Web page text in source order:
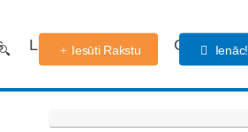
Labdarības fonds Gaidības
Iesūti Rakstu Ienāc!